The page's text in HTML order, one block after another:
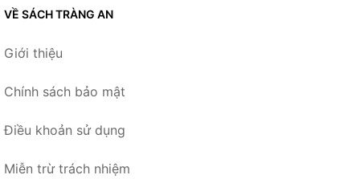
VỀ SÁCH TRÀNG AN
Giới thiệu
Chính sách bảo mật
Điều khoản sử dụng
Miễn trừ trách nhiệm